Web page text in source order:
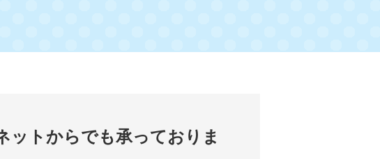
ットからでも承っておりま